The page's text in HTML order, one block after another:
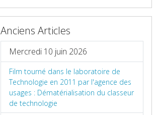
Anciens Articles
Mercredi 10 juin 2026
Film tourné dans le laboratoire de
Technologie en 2011 par l'agence des
usages : Dématérialisation du classeur
de technologie